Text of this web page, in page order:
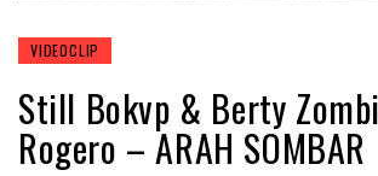
VIDEOCLIP
Still Bokvp & Berty
Rogero – ARAH SOMBAR